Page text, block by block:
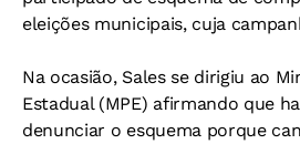
eleições municipais, cuja
Na ocasião, Sales se dirigiu ao
Estadual (MPE) afirmando que
denunciar o esquema porque